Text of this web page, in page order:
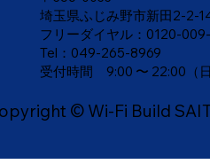
埼玉県ふじみ野市新田2-2-
フリーダイヤル：0120-
Tel：049-265-8969
受付時間 9:00 〜 22:00（日
© Wi-Fi Build